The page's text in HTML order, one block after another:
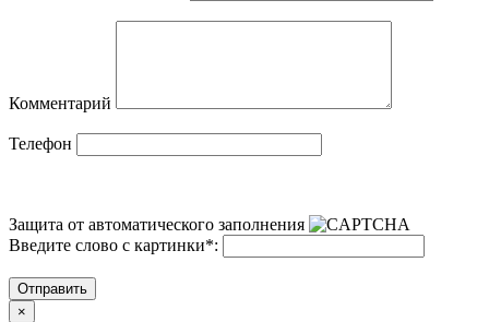
Комментарий
Телефон
Защита от автоматического заполнения
Введите слово с картинки*:
Отправить
×